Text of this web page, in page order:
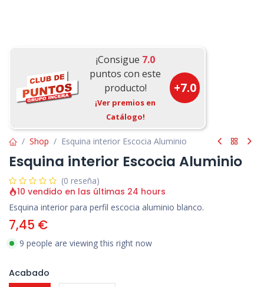
¡Consigue 7.0
puntos con este
producto!
¡Ver premios en
Catálogo!
+7.0
Shop Esquina interior Escocia Aluminio
Esquina interior Escocia Aluminio
(0 reseña)
10 vendido en las últimas 24 hours
Esquina interior para perfil escocia aluminio blanco.
7,45 €
9 people are viewing this right now
Acabado